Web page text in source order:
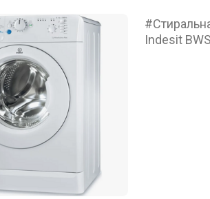
Indesit